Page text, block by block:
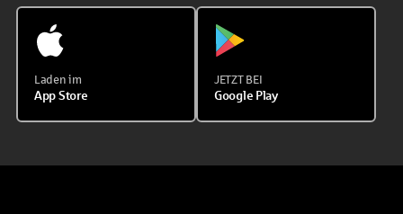
Laden im
App Store
JETZT BEI
Google Play